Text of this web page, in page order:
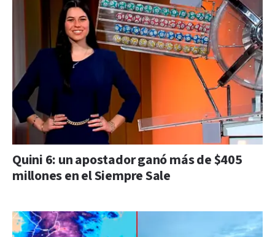
Quini 6: un apostador ganó más de $405
millones en el Siempre Sale